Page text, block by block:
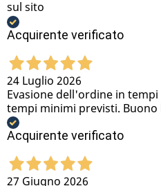
sul sito
Acquirente verificato
24 Luglio 2026
Evasione dell'ordine in
tempi minimi previsti.
Acquirente verificato
27 Giugno 2026